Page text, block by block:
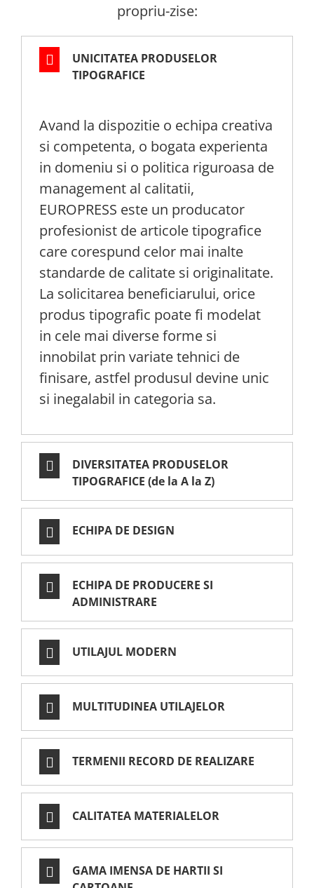
propriu-zise:
UNICITATEA PRODUSELOR
TIPOGRAFICE
Avand la dispozitie o echipa creativa
si competenta, o bogata experienta
in domeniu si o politica riguroasa de
management al calitatii,
EUROPRESS este un producator
profesionist de articole tipografice
care corespund celor mai inalte
standarde de calitate si originalitate.
La solicitarea beneficiarului, orice
produs tipografic poate fi modelat
in cele mai diverse forme si
innobilat prin variate tehnici de
finisare, astfel produsul devine unic
si inegalabil in categoria sa.
DIVERSITATEA PRODUSELOR
TIPOGRAFICE (de la A la Z)
ECHIPA DE DESIGN
ECHIPA DE PRODUCERE SI
ADMINISTRARE
UTILAJUL MODERN
MULTITUDINEA UTILAJELOR
TERMENII RECORD DE REALIZARE
CALITATEA MATERIALELOR
GAMA IMENSA DE HARTII SI